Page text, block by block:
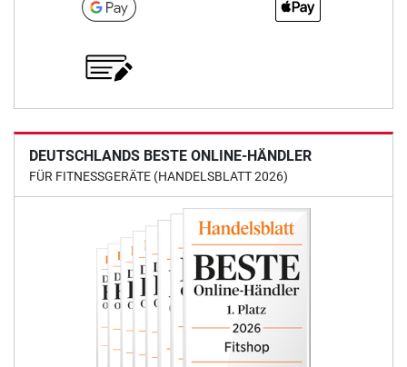
DEUTSCHLANDS BESTE ONLINE-HÄNDLER
FÜR FITNESSGERÄTE (HANDELSBLATT 2026)